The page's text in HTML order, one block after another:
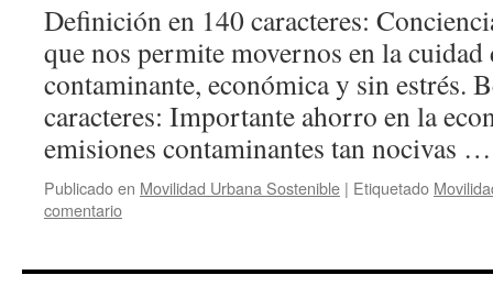
Definición en 140 caracteres:
que nos permite movernos en la
contaminante, económica y sin estrés.
caracteres: Importante ahorro en la
emisiones contaminantes tan nocivas
Publicado en Movilidad Urbana Sostenible | Etiquetado
comentario